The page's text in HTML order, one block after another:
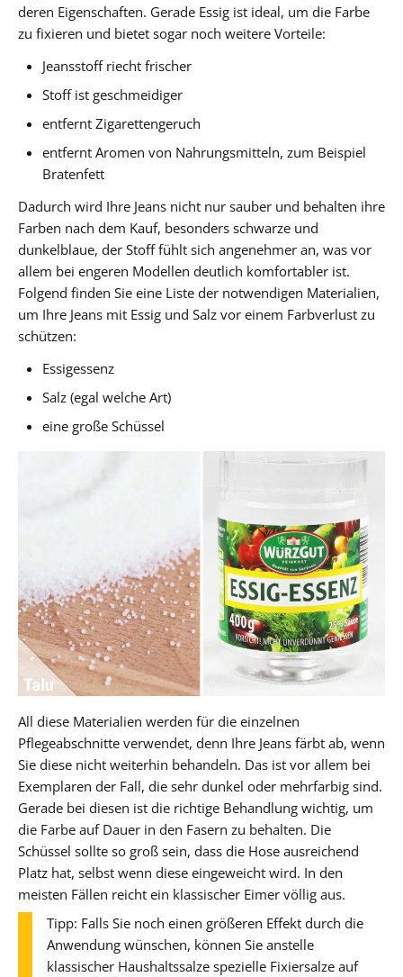
deren Eigenschaften. Gerade Essig ist ideal, um die Farbe
zu fixieren und bietet sogar noch weitere Vorteile:
Jeansstoff riecht frischer
Stoff ist geschmeidiger
entfernt Zigarettengeruch
entfernt Aromen von Nahrungsmitteln, zum Beispiel
Bratenfett
Dadurch wird Ihre Jeans nicht nur sauber und behalten ihre
Farben nach dem Kauf, besonders schwarze und
dunkelblaue, der Stoff fühlt sich angenehmer an, was vor
allem bei engeren Modellen deutlich komfortabler ist.
Folgend finden Sie eine Liste der notwendigen Materialien,
um Ihre Jeans mit Essig und Salz vor einem Farbverlust zu
schützen:
Essigessenz
Salz (egal welche Art)
eine große Schüssel
All diese Materialien werden für die einzelnen
Pflegeabschnitte verwendet, denn Ihre Jeans färbt ab, wenn
Sie diese nicht weiterhin behandeln. Das ist vor allem bei
Exemplaren der Fall, die sehr dunkel oder mehrfarbig sind.
Gerade bei diesen ist die richtige Behandlung wichtig, um
die Farbe auf Dauer in den Fasern zu behalten. Die
Schüssel sollte so groß sein, dass die Hose ausreichend
Platz hat, selbst wenn diese eingeweicht wird. In den
meisten Fällen reicht ein klassischer Eimer völlig aus.
Tipp: Falls Sie noch einen größeren Effekt durch die
Anwendung wünschen, können Sie anstelle
klassischer Haushaltssalze spezielle Fixiersalze auf